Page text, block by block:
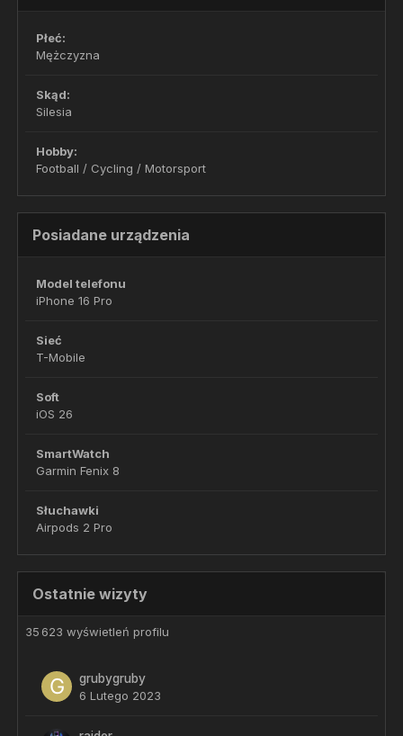
Płeć:
Mężczyzna
Skąd:
Silesia
Hobby:
Football / Cycling / Motorsport
Posiadane urządzenia
Model telefonu
iPhone 16 Pro
Sieć
T-Mobile
Soft
iOS 26
SmartWatch
Garmin Fenix 8
Słuchawki
Airpods 2 Pro
Ostatnie wizyty
35 623 wyświetleń profilu
grubygruby
6 Lutego 2023